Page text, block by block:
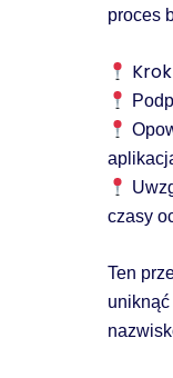
proces
czasy
Ten